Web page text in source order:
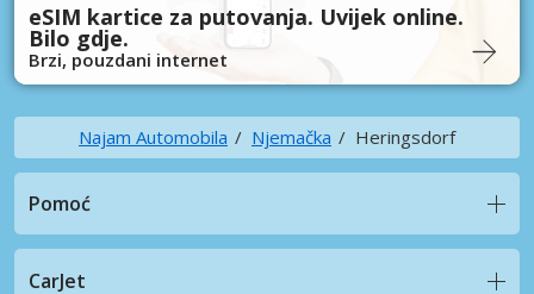
eSIM kartice za putovanja. Uvijek online.
Bilo gdje.
Brzi, pouzdani internet
Najam Automobila Njemačka Heringsdorf
Pomoć
CarJet